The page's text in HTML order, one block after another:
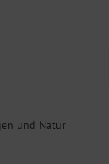
und Natur